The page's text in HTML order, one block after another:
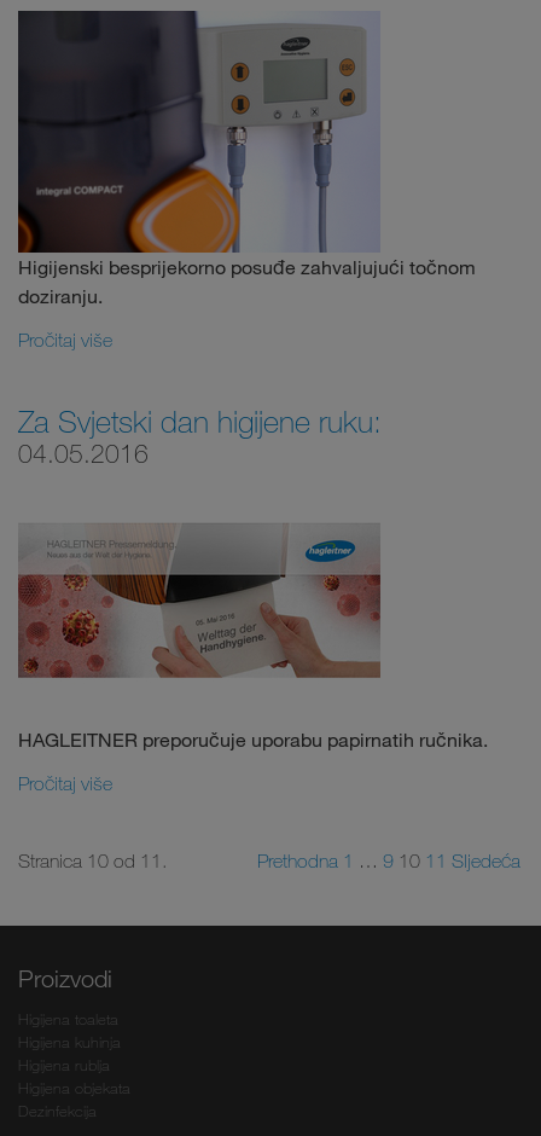
Higijenski besprijekorno posuđe zahvaljujući točnom
doziranju.
Pročitaj više
Za Svjetski dan higijene ruku:
04.05.2016
HAGLEITNER preporučuje uporabu papirnatih ručnika.
Pročitaj više
Stranica 10 od 11. Prethodna 1 … 9 10 11 Sljedeća
Proizvodi
Higijena toaleta
Higijena kuhinja
Higijena rublja
Higijena objekata
Dezinfekcija